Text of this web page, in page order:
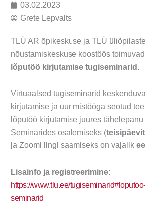
03.02.2023
Grete Lepvalts
TLÜ AR õpikeskuse ja TLÜ üliõpilaste
nõustamiskeskuse koostöös
lõputöö kirjutamise tugiseminarid.
Virtuaalsed tugiseminarid
kirjutamise ja uurimistööga seotud
lõputöö kirjutamise juures tähelepanu
Seminarides osalemiseks (
ja Zoomi lingi saamiseks on vajalik
Lisainfo ja registreerimine:
https://www.tlu.ee/
seminarid